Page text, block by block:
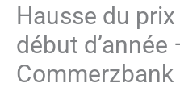
Hausse du
début d’année
Commerzbank